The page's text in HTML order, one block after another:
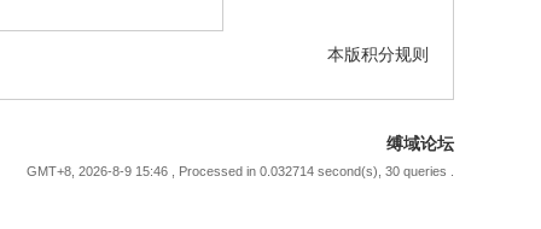
本版积分规则
缚域论坛
GMT+8, 2026-8-9 15:46 , Processed in 0.032714 second(s), 30 queries .